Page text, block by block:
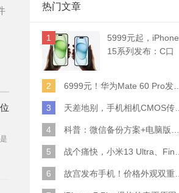
热门文章
1
5999元起，iPhone
15系列发布：C口
2
6999元！华为Mate 60 Pro发布：麒麟9000S+卫星通话 (附初步跑分)
3 天差地别，手机相机CMOS传感器实际面积对比
4 科普：微信备份方案+电脑版丢失数据恢复指南
5 战个痛快，小米13 Ultra、Find X6 Pro、vivo X90 Pro+、小米12SU拍照横评
6 故宫发布手机！价格外观双重逆天！